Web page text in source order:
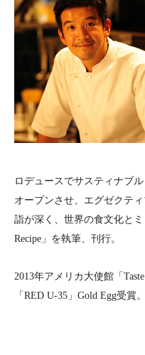
ロデュースでサスティナブ
オープンさせ、エグゼクテ
詣が深く、世界の食文化と
Recipe 」を執筆、刊行。
2013年アメリカ大使館「
「 RED U-35 」 Gold Egg受賞。